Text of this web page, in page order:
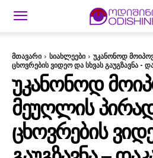
მთავარი სიახლეები
უკანონოდ
ცხოვრების ვიდეო და სხვას გაუგზავნა -
ᲣᲙᲐᲜᲝᲜᲝᲓ
ᲛᲔᲣᲦᲚᲘᲡ
ᲪᲮᲝᲕᲠᲔᲑᲘᲡ